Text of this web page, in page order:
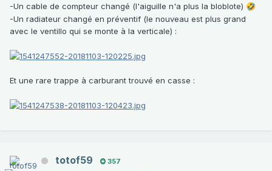
-Un cable de compteur changé (l'aiguille n'a plus la bloblote) 🤣
-Un radiateur changé en préventif (le nouveau est plus grand
avec le ventillo qui se monte à la verticale) :
Et une rare trappe à carburant trouvé en casse :
totof59 357